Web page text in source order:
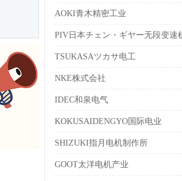
AOKI青木精密工业
PIV日本チェン・ギヤー无段变速
TSUKASAツカサ电工
NKE株式会社
IDEC和泉电气
KOKUSAIDENGYO国际电业
SHIZUKI指月电机制作所
GOOT太洋电机产业